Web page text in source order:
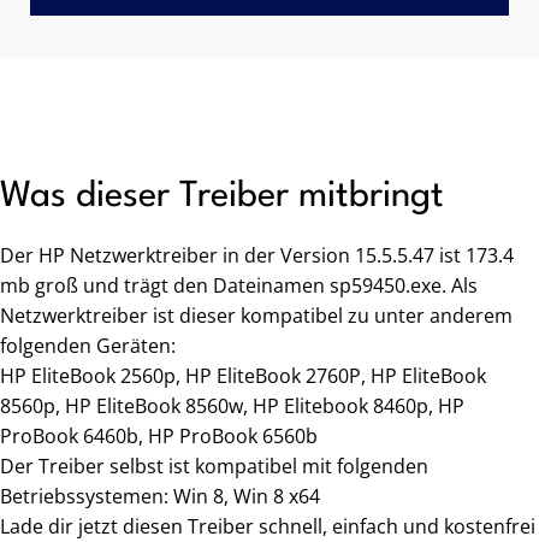
Was dieser Treiber mitbringt
Der HP Netzwerktreiber in der Version 15.5.5.47 ist 173.4
mb groß und trägt den Dateinamen sp59450.exe. Als
Netzwerktreiber ist dieser kompatibel zu unter anderem
folgenden Geräten:
HP EliteBook 2560p, HP EliteBook 2760P, HP EliteBook
8560p, HP EliteBook 8560w, HP Elitebook 8460p, HP
ProBook 6460b, HP ProBook 6560b
Der Treiber selbst ist kompatibel mit folgenden
Betriebssystemen: Win 8, Win 8 x64
Lade dir jetzt diesen Treiber schnell, einfach und kostenfrei